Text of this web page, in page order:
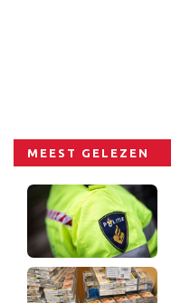
MEEST GELEZEN